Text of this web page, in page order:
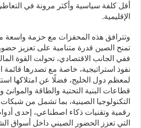
أقل كلفة سياسية وأكثر مرونة في
الإقليمية.
وتترافق هذه المحفزات مع حزمة واسعة
تمنح الصين قدرة متنامية على تعزيز
ففي الجانب الاقتصادي، تحولت القوة
نفوذ استراتيجية، خاصة مع تصدرها قائمة
لمعظم دول الخليج، فضلًا عن امتلاكها
قطاعات البنية التحتية والطاقة والموانئ
التكنولوجيا الصينية، بما تشمل من
رقمية وتقنيات ذكاء اصطناعي، إحدى
التي تعزز الحضور الصيني داخل أسواق